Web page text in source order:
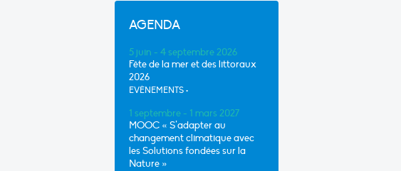
AGENDA
5 juin - 4 septembre 2026
Fête de la mer et des littoraux
2026
EVÈNEMENTS •
1 septembre - 1 mars 2027
MOOC « S’adapter au
changement climatique avec
les Solutions fondées sur la
Nature »